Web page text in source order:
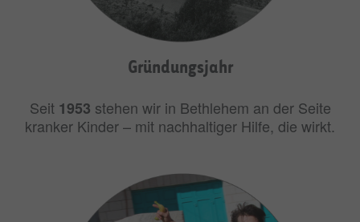
Gründungsjahr
Seit 1953 stehen wir in Bethlehem an der Seite
kranker Kinder – mit nachhaltiger Hilfe, die wirkt.